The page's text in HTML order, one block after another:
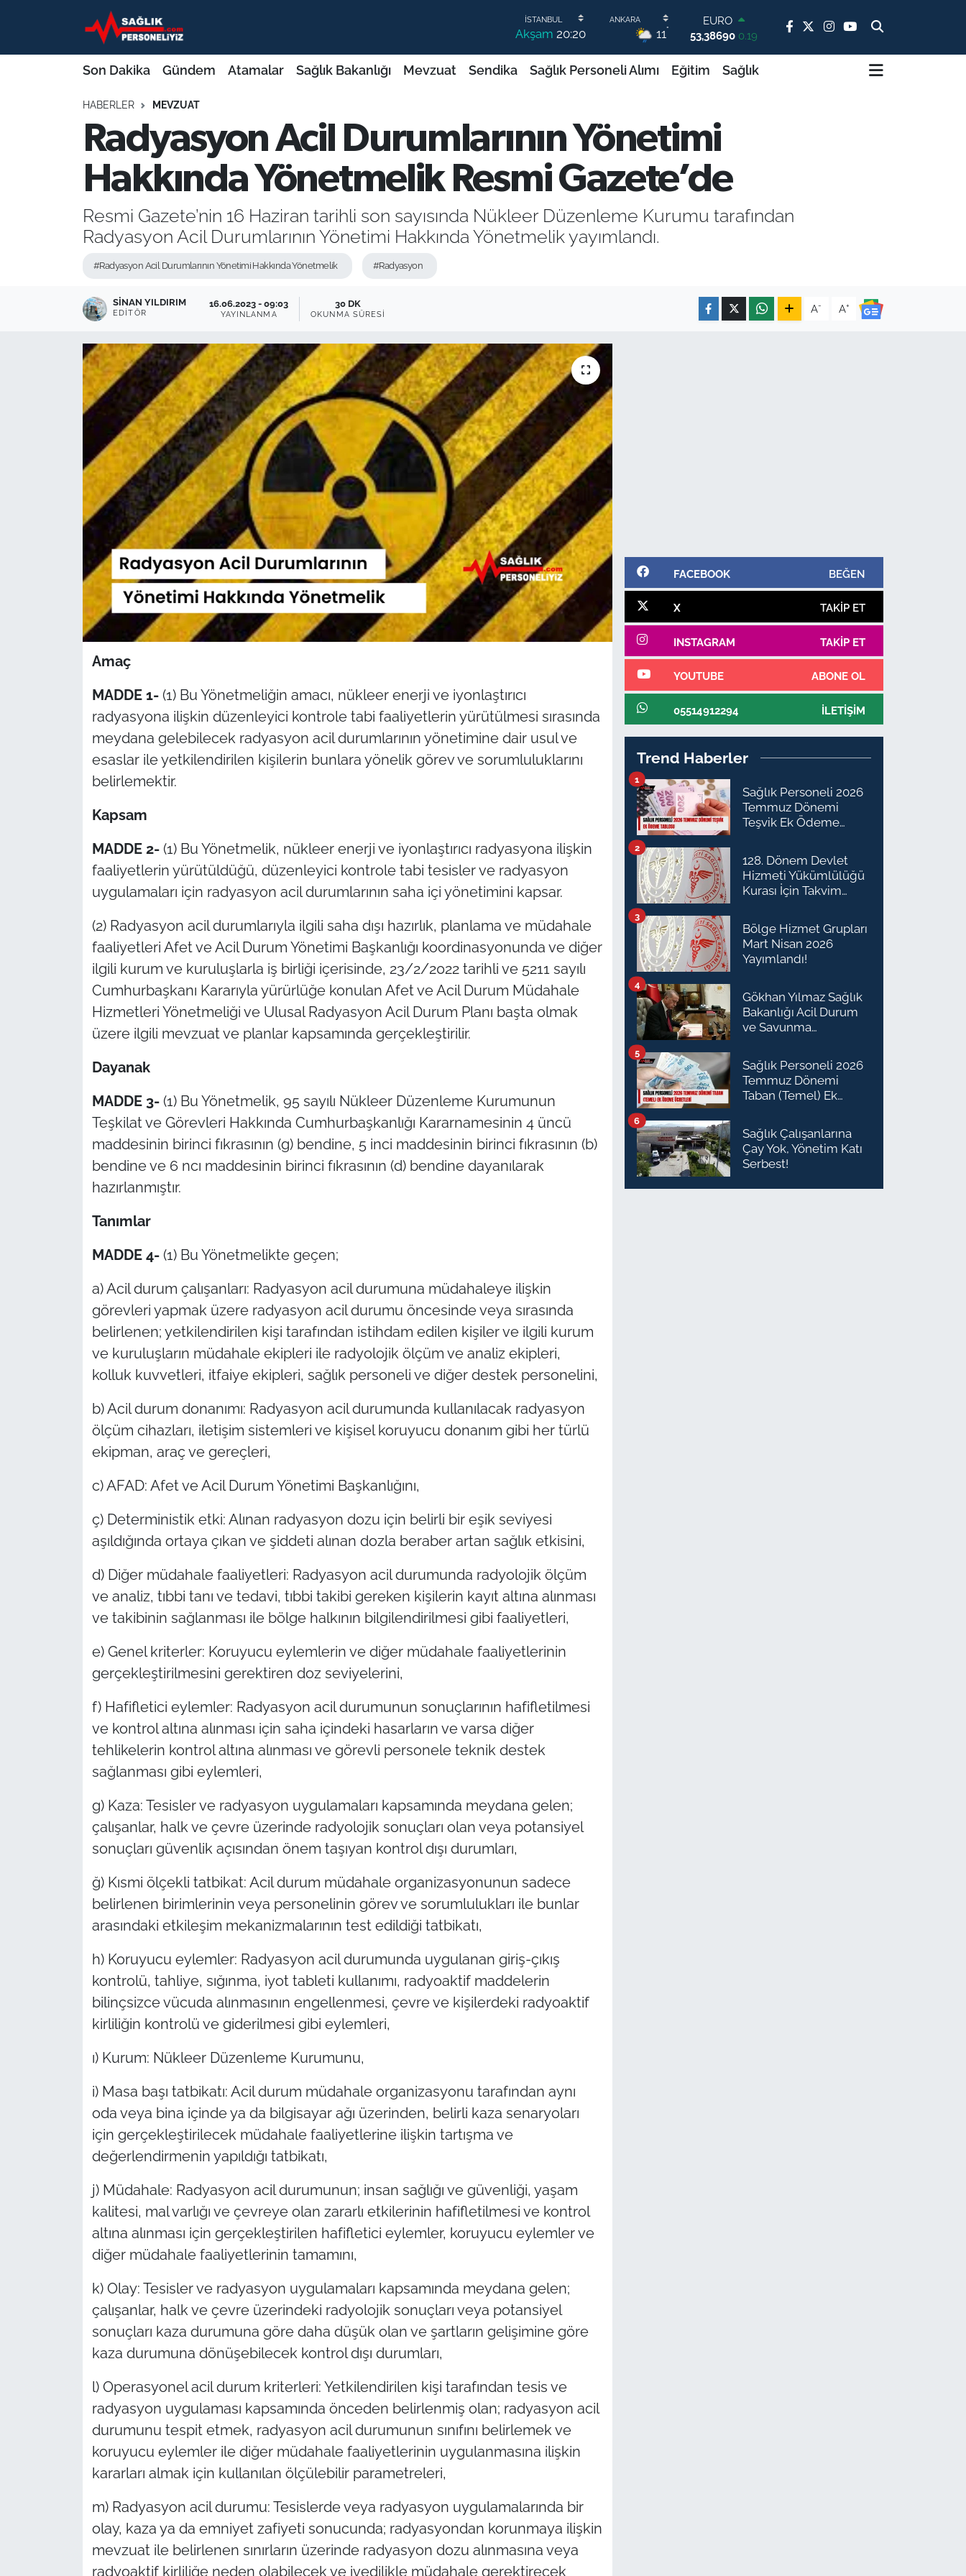
Akşam 20:20 11°
STERLİN
61,60380 0.18
6862,09000 0.19
BİST100
79.591,74
DOLAR
EURO
53,38690
Son Dakika Gündem Atamalar Sağlık Bakanlığı Mevzuat Sendika Sağlık Personeli Alımı Eğitim Sağlık
HABERLER MEVZUAT
Radyasyon Acil Durumlarının Yönetimi
Hakkında Yönetmelik Resmi Gazete’de
Resmi Gazete’nin 16 Haziran tarihli son sayısında Nükleer Düzenleme Kurumu tarafından
Radyasyon Acil Durumlarının Yönetimi Hakkında Yönetmelik yayımlandı.
#Radyasyon Acil Durumlarının Yönetimi Hakkında Yönetmelik #Radyasyon
SINAN YILDIRIM
EDITÖR
16.06.2023 - 09:03
YAYINLANMA
30 DK
OKUNMA SÜRESI A- A+
Amaç
MADDE 1- (1) Bu Yönetmeliğin amacı, nükleer enerji ve iyonlaştırıcı
radyasyona ilişkin düzenleyici kontrole tabi faaliyetlerin yürütülmesi sırasında
meydana gelebilecek radyasyon acil durumlarının yönetimine dair usul ve
esaslar ile yetkilendirilen kişilerin bunlara yönelik görev ve sorumluluklarını
belirlemektir.
Kapsam
MADDE 2- (1) Bu Yönetmelik, nükleer enerji ve iyonlaştırıcı radyasyona ilişkin
faaliyetlerin yürütüldüğü, düzenleyici kontrole tabi tesisler ve radyasyon
uygulamaları için radyasyon acil durumlarının saha içi yönetimini kapsar.
(2) Radyasyon acil durumlarıyla ilgili saha dışı hazırlık, planlama ve müdahale
faaliyetleri Afet ve Acil Durum Yönetimi Başkanlığı koordinasyonunda ve diğer
ilgili kurum ve kuruluşlarla iş birliği içerisinde, 23/2/2022 tarihli ve 5211 sayılı
Cumhurbaşkanı Kararıyla yürürlüğe konulan Afet ve Acil Durum Müdahale
Hizmetleri Yönetmeliği ve Ulusal Radyasyon Acil Durum Planı başta olmak
üzere ilgili mevzuat ve planlar kapsamında gerçekleştirilir.
Dayanak
MADDE 3- (1) Bu Yönetmelik, 95 sayılı Nükleer Düzenleme Kurumunun
Teşkilat ve Görevleri Hakkında Cumhurbaşkanlığı Kararnamesinin 4 üncü
maddesinin birinci fıkrasının (g) bendine, 5 inci maddesinin birinci fıkrasının (b)
bendine ve 6 ncı maddesinin birinci fıkrasının (d) bendine dayanılarak
hazırlanmıştır.
Tanımlar
MADDE 4- (1) Bu Yönetmelikte geçen;
a) Acil durum çalışanları: Radyasyon acil durumuna müdahaleye ilişkin
görevleri yapmak üzere radyasyon acil durumu öncesinde veya sırasında
belirlenen; yetkilendirilen kişi tarafından istihdam edilen kişiler ve ilgili kurum
ve kuruluşların müdahale ekipleri ile radyolojik ölçüm ve analiz ekipleri,
kolluk kuvvetleri, itfaiye ekipleri, sağlık personeli ve diğer destek personelini,
b) Acil durum donanımı: Radyasyon acil durumunda kullanılacak radyasyon
ölçüm cihazları, iletişim sistemleri ve kişisel koruyucu donanım gibi her türlü
ekipman, araç ve gereçleri,
c) AFAD: Afet ve Acil Durum Yönetimi Başkanlığını,
ç) Deterministik etki: Alınan radyasyon dozu için belirli bir eşik seviyesi
aşıldığında ortaya çıkan ve şiddeti alınan dozla beraber artan sağlık etkisini,
d) Diğer müdahale faaliyetleri: Radyasyon acil durumunda radyolojik ölçüm
ve analiz, tıbbi tanı ve tedavi, tıbbi takibi gereken kişilerin kayıt altına alınması
ve takibinin sağlanması ile bölge halkının bilgilendirilmesi gibi faaliyetleri,
e) Genel kriterler: Koruyucu eylemlerin ve diğer müdahale faaliyetlerinin
gerçekleştirilmesini gerektiren doz seviyelerini,
f) Hafifletici eylemler: Radyasyon acil durumunun sonuçlarının hafifletilmesi
ve kontrol altına alınması için saha içindeki hasarların ve varsa diğer
tehlikelerin kontrol altına alınması ve görevli personele teknik destek
sağlanması gibi eylemleri,
g) Kaza: Tesisler ve radyasyon uygulamaları kapsamında meydana gelen;
çalışanlar, halk ve çevre üzerinde radyolojik sonuçları olan veya potansiyel
sonuçları güvenlik açısından önem taşıyan kontrol dışı durumları,
ğ) Kısmi ölçekli tatbikat: Acil durum müdahale organizasyonunun sadece
belirlenen birimlerinin veya personelinin görev ve sorumlulukları ile bunlar
arasındaki etkileşim mekanizmalarının test edildiği tatbikatı,
h) Koruyucu eylemler: Radyasyon acil durumunda uygulanan giriş-çıkış
kontrolü, tahliye, sığınma, iyot tableti kullanımı, radyoaktif maddelerin
bilinçsizce vücuda alınmasının engellenmesi, çevre ve kişilerdeki radyoaktif
kirliliğin kontrolü ve giderilmesi gibi eylemleri,
ı) Kurum: Nükleer Düzenleme Kurumunu,
i) Masa başı tatbikatı: Acil durum müdahale organizasyonu tarafından aynı
oda veya bina içinde ya da bilgisayar ağı üzerinden, belirli kaza senaryoları
için gerçekleştirilecek müdahale faaliyetlerine ilişkin tartışma ve
değerlendirmenin yapıldığı tatbikatı,
j) Müdahale: Radyasyon acil durumunun; insan sağlığı ve güvenliği, yaşam
kalitesi, mal varlığı ve çevreye olan zararlı etkilerinin hafifletilmesi ve kontrol
altına alınması için gerçekleştirilen hafifletici eylemler, koruyucu eylemler ve
diğer müdahale faaliyetlerinin tamamını,
k) Olay: Tesisler ve radyasyon uygulamaları kapsamında meydana gelen;
çalışanlar, halk ve çevre üzerindeki radyolojik sonuçları veya potansiyel
sonuçları kaza durumuna göre daha düşük olan ve şartların gelişimine göre
kaza durumuna dönüşebilecek kontrol dışı durumları,
l) Operasyonel acil durum kriterleri: Yetkilendirilen kişi tarafından tesis ve
radyasyon uygulaması kapsamında önceden belirlenmiş olan; radyasyon acil
durumunu tespit etmek, radyasyon acil durumunun sınıfını belirlemek ve
koruyucu eylemler ile diğer müdahale faaliyetlerinin uygulanmasına ilişkin
kararları almak için kullanılan ölçülebilir parametreleri,
m) Radyasyon acil durumu: Tesislerde veya radyasyon uygulamalarında bir
olay, kaza ya da emniyet zafiyeti sonucunda; radyasyondan korunmaya ilişkin
mevzuat ile belirlenen sınırların üzerinde radyasyon dozu alınmasına veya
radyoaktif kirliliğe neden olabilecek ve ivedilikle müdahale gerektirecek
FACEBOOK BEĞEN
X TAKIP ET
INSTAGRAM TAKIP ET
YOUTUBE ABONE OL
05514912294 İLETIŞIM
Trend Haberler
Sağlık Personeli 2026
Temmuz Dönemi
Teşvik Ek Ödeme
1
128. Dönem Devlet
Hizmeti Yükümlülüğü
Kurası İçin Takvim
2
Bölge Hizmet Grupları
Mart Nisan 2026
Yayımlandı!
3
Gökhan Yılmaz Sağlık
Bakanlığı Acil Durum
ve Savunma
Başkanı Olarak Atandı
4
Sağlık Personeli 2026
Temmuz Dönemi
Taban (Temel) Ek
5
Sağlık Çalışanlarına
Çay Yok, Yönetim Katı
Serbest!
6
Son Dakika
Atamalar
Sağlık Bakanlığı
Sendika
Sağlık Personeli Alımı
Güncel
Kamu Alımları
Nöbetçi Eczaneler
Namaz Vakitleri
Trafik Durumu
Tüm Manşetler
Son Dakika Haberleri
Haber Arşivi